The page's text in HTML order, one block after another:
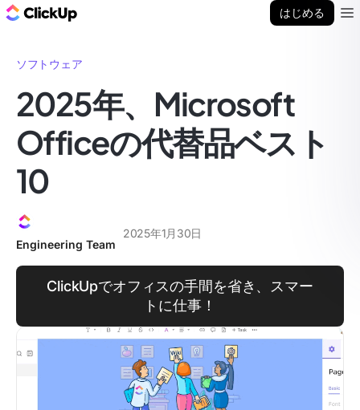
はじめる
ソフトウェア
2025年、Microsoft
Officeの代替品ベスト
10
Engineering Team
2025年1月30日
ClickUpでオフィスの手間を省き、スマー
トに仕事！